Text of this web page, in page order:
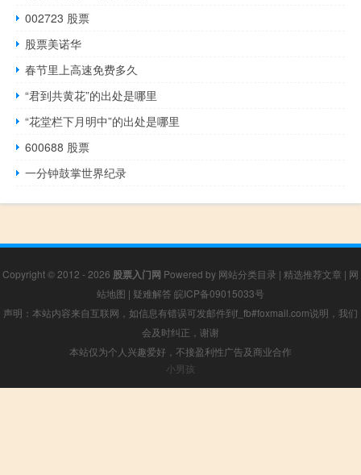
002723 股票
股票美诺华
春节里上高速免费多久
“君到共黄花”的出处是哪里
“花堂栏下月明中”的出处是哪里
600688 股票
一分钟鼓掌世界纪录
Copyright © 2012 - 2026 股票入门网 Powered by 网站分类目录 | 精选推荐文章 | 网
站地图 | 疑难解答 皖ICP备09015033号
声明：本站内容来自互联网，如信息有错误可发邮件到f_fb#foxmail.com说明，我们
会及时纠正，谢谢
本站仅为个人兴趣爱好，不接盈利性广告及商业合作
小男孩